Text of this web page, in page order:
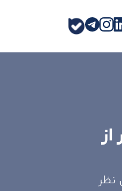
از
نظر